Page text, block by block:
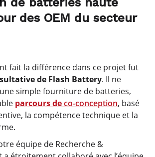
des OEM du secteur
fait la différence dans ce projet fut
de Flash Battery. Il ne
simple fourniture de batteries,
parcours deco-conception, basé
la compétence technique et la
équipe de Recherche &